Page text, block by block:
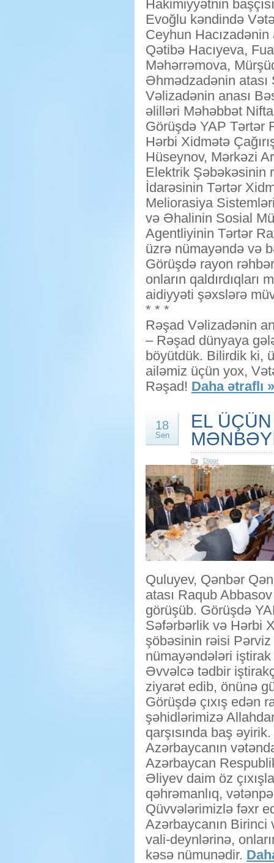
Hakimiyyətnin
Evoğlu kəndində
Ceyhun Hacızadənin
Qətibə Hacıyeva,
Məhərrəmova,
Əhmədzadənin
Vəlizadənin anası
əlilləri Məhəbbət
Görüşdə YAP Tərtər
Hərbi Xidmətə
Hüseynov, Mərkəzi
Elektrik Şəbəkəsinin
İdarəsinin Tərtər
Meliorasiya
və Əhalinin Sosial
Agentliyinin Tərtər
üzrə nümayəndə və
Görüşdə rayon
onların
aidiyyəti şəxslərə
* * *
Rəşad Vəlizadənin
– Rəşad dünyaya
böyütdük. Bilirdik ki,
ailəmiz üçün yox,
Rəşad! Daha ətraflı »
18
Sen
EL
Digər
Quluyev, Qənbər
atası Raqub
görüşüb. Görüşdə
Səfərbərlik və Hərbi
şöbəsinin rəisi Pərviz
nümayəndələri
Əvvəlcə tədbir
ziyarət edib, önünə
Görüşdə çıxış edən
şəhidlərimizə
qarşısında baş
Azərbaycanın
Azərbaycan
Əliyev daim öz
qəhrəmanlıq,
Qüvvələrimizlə fəxr
Azərbaycanın Birinci
vali-deynlərinə,
kəsə nümunədir.